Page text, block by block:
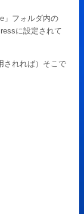
」フォルダ内の
に設定されて
されれば）そこで